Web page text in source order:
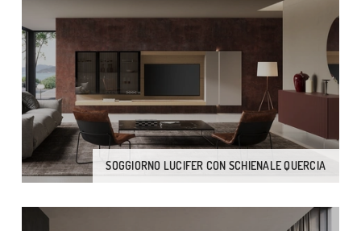
SOGGIORNO LUCIFER CON SCHIENALE QUERCIA